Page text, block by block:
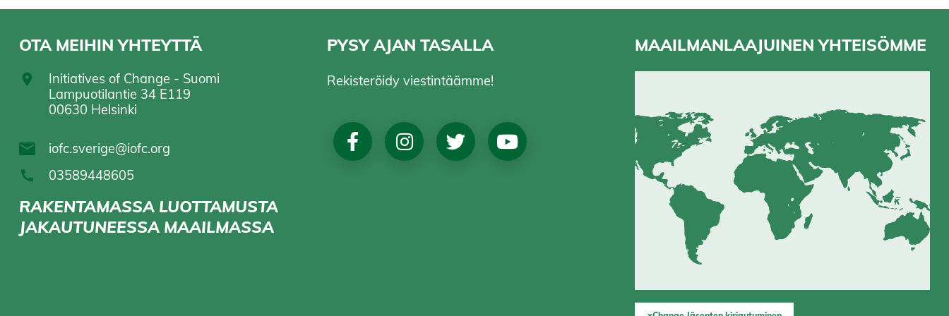
OTA MEIHIN YHTEYTTÄ
Initiatives of Change - Suomi
Lampuotilantie 34 E119
00630 Helsinki
iofc.sverige@iofc.org
03589448605
RAKENTAMASSA LUOTTAMUSTA
JAKAUTUNEESSA MAAILMASSA
PYSY AJAN TASALLA
Rekisteröidy viestintäämme!
Social
Media
MAAILMANLAAJUINEN YHTEISÖMME